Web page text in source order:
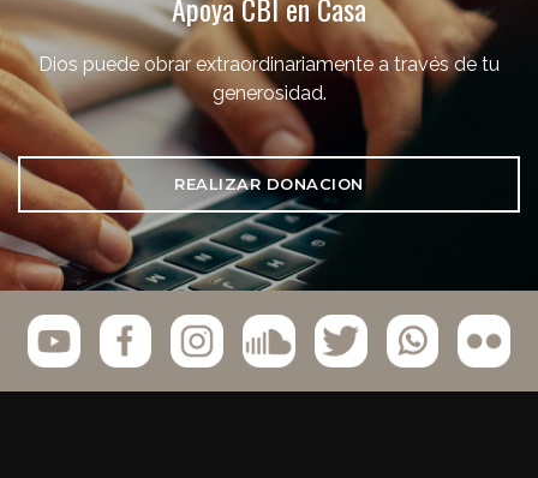
Dios puede obrar extraordinariamente a través de tu
generosidad.
REALIZAR DONACION